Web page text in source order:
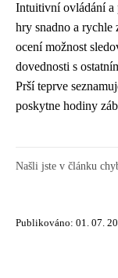
Intuitivní ovládání a
hry snadno a rychle
ocení možnost
dovednosti s
Prší teprve
poskytne hodiny
Našli jste v článku
Publikováno: 01. 07.